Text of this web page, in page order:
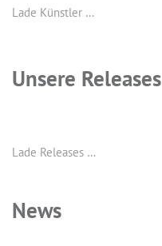
Lade Künstler …
Unsere Releases
Lade Releases …
News